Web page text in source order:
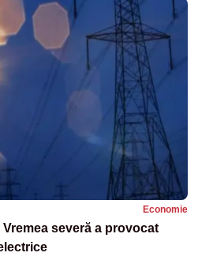
Economie
severă a provocat